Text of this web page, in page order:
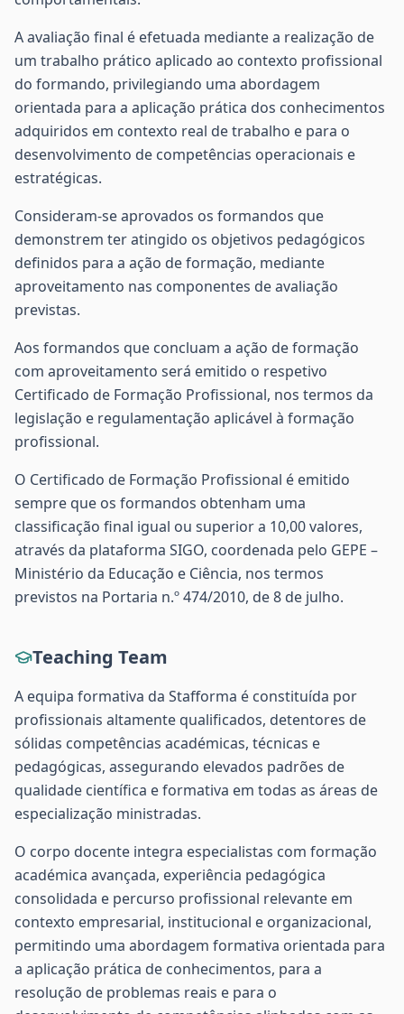
A avaliação final é efetuada mediante a realização de
um trabalho prático aplicado ao contexto profissional
do formando, privilegiando uma abordagem
orientada para a aplicação prática dos conhecimentos
adquiridos em contexto real de trabalho e para o
desenvolvimento de competências operacionais e
estratégicas.
Consideram-se aprovados os formandos que
demonstrem ter atingido os objetivos pedagógicos
definidos para a ação de formação, mediante
aproveitamento nas componentes de avaliação
previstas.
Aos formandos que concluam a ação de formação
com aproveitamento será emitido o respetivo
Certificado de Formação Profissional, nos termos da
legislação e regulamentação aplicável à formação
profissional.
O Certificado de Formação Profissional é emitido
sempre que os formandos obtenham uma
classificação final igual ou superior a 10,00 valores,
através da plataforma SIGO, coordenada pelo GEPE –
Ministério da Educação e Ciência, nos termos
previstos na Portaria n.º 474/2010, de 8 de julho.
Teaching Team
A equipa formativa da Stafforma é constituída por
profissionais altamente qualificados, detentores de
sólidas competências académicas, técnicas e
pedagógicas, assegurando elevados padrões de
qualidade científica e formativa em todas as áreas de
especialização ministradas.
O corpo docente integra especialistas com formação
académica avançada, experiência pedagógica
consolidada e percurso profissional relevante em
contexto empresarial, institucional e organizacional,
permitindo uma abordagem formativa orientada para
a aplicação prática de conhecimentos, para a
resolução de problemas reais e para o